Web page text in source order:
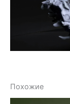
Похожие